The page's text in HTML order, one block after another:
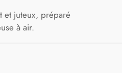
et juteux, préparé
à air.